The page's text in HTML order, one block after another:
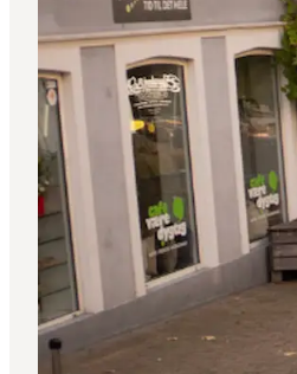
Reisemål
Aktiviteter
Overnatting
Planlegg reisen